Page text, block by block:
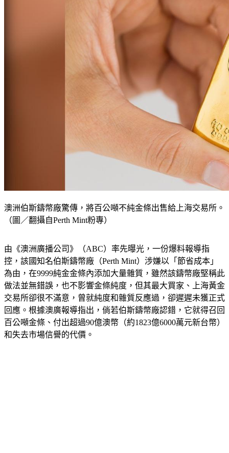
澳洲伯斯鑄幣廠驚傳，將百公噸不純金條出售給上海交易所。
（圖／翻攝自Perth Mint粉專）
由《澳洲廣播公司》（ABC）率先曝光，一份爆料報導指
控，該國知名伯斯鑄幣廠（Perth Mint）涉嫌以「節省成本」
為由，在9999純金金條內添加大量雜質，雖然該鑄幣廠堅稱此
做法並無錯誤，也不影響金條純度，但其最大買家、上海黃金
交易所卻很不滿意，曾就純度和雜質反應過，卻遲遲未獲正式
回應。根據澳廣報導指出，倘若伯斯鑄幣廠認錯，它就得召回
百公噸金條、付出超過90億澳幣（約1823億6000萬元新台幣）
和失去市場信譽的代價。